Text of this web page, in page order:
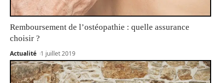
Remboursement de l’ostéopathie : quelle assurance
choisir ?
Actualité 1 juillet 2019